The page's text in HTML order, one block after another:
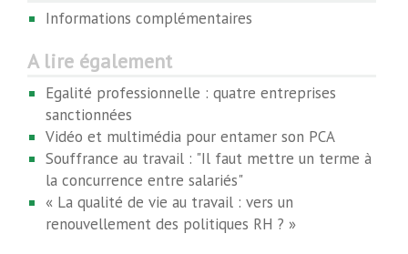
Informations complémentaires
A lire également
Egalité professionnelle : quatre entreprises
sanctionnées
Vidéo et multimédia pour entamer son PCA
Souffrance au travail : "Il faut mettre un terme à
la concurrence entre salariés"
« La qualité de vie au travail : vers un
renouvellement des politiques RH ? »